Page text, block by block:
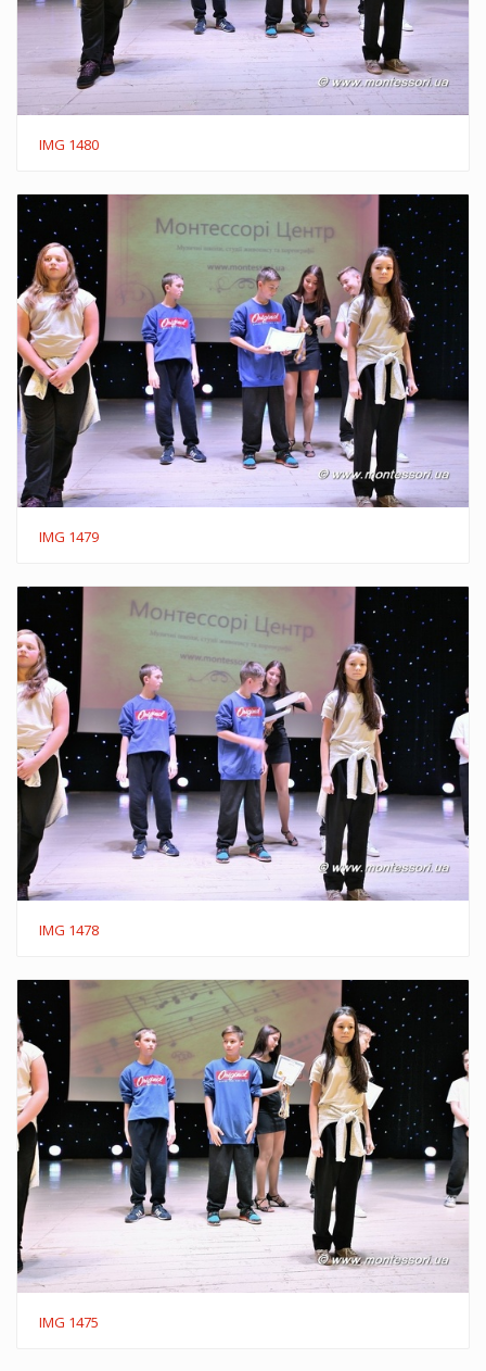
IMG 1480
IMG 1479
IMG 1478
IMG 1475